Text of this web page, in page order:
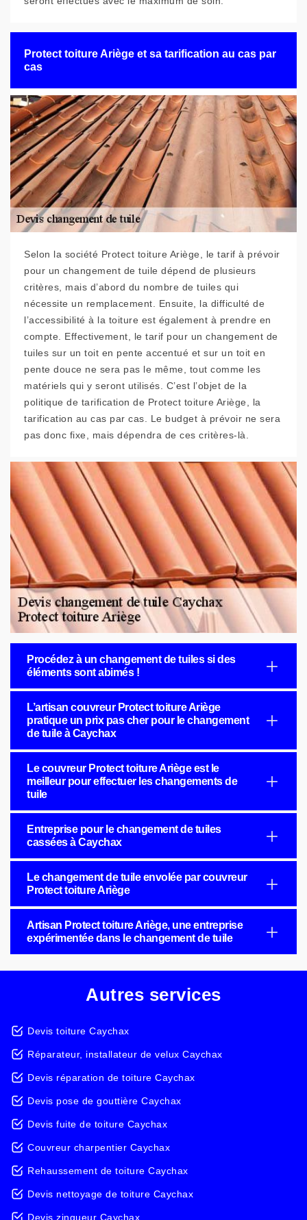
Protect toiture Ariège et sa tarification au cas par
cas
Selon la société Protect toiture Ariège, le tarif à prévoir
pour un changement de tuile dépend de plusieurs
critères, mais d’abord du nombre de tuiles qui
nécessite un remplacement. Ensuite, la difficulté de
l’accessibilité à la toiture est également à prendre en
compte. Effectivement, le tarif pour un changement de
tuiles sur un toit en pente accentué et sur un toit en
pente douce ne sera pas le même, tout comme les
matériels qui y seront utilisés. C’est l’objet de la
politique de tarification de Protect toiture Ariège, la
tarification au cas par cas. Le budget à prévoir ne sera
pas donc fixe, mais dépendra de ces critères-là.
Procédez à un changement de tuiles si des
éléments sont abimés !
L’artisan couvreur Protect toiture Ariège
pratique un prix pas cher pour le changement
de tuile à Caychax
Le couvreur Protect toiture Ariège est le
meilleur pour effectuer les changements de
tuile
Entreprise pour le changement de tuiles
cassées à Caychax
Le changement de tuile envolée par couvreur
Protect toiture Ariège
Artisan Protect toiture Ariège, une entreprise
expérimentée dans le changement de tuile
Autres services
Devis toiture Caychax
Réparateur, installateur de velux Caychax
Devis réparation de toiture Caychax
Devis pose de gouttière Caychax
Devis fuite de toiture Caychax
Couvreur charpentier Caychax
Rehaussement de toiture Caychax
Devis nettoyage de toiture Caychax
Devis zingueur Caychax